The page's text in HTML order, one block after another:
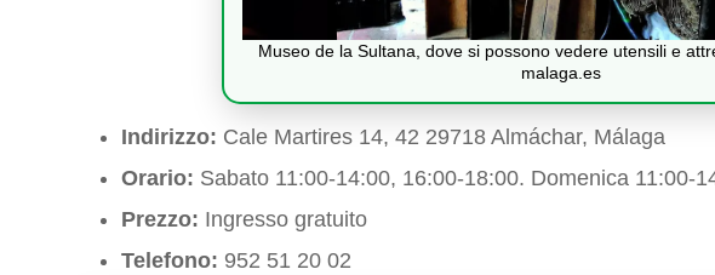
Museo de la Sultana, dove si possono vedere utensili e
malaga.es
Indirizzo: Cale Martires 14, 42 29718 Almáchar, Málaga
Orario: Sabato 11:00-14:00, 16:00-18:00. Domenica 11:00-
Prezzo: Ingresso gratuito
Telefono: 952 51 20 02